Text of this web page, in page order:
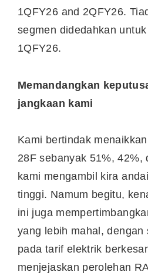
1QFY26 and 2QFY26.
segmen didedahkan
1QFY26.
Memandangkan
jangkaan kami
Kami bertindak
28F sebanyak 51%, 42%,
kami mengambil kira
tinggi. Namum begitu,
ini juga
yang lebih mahal, dengan
pada tarif elektrik
menjejaskan perolehan